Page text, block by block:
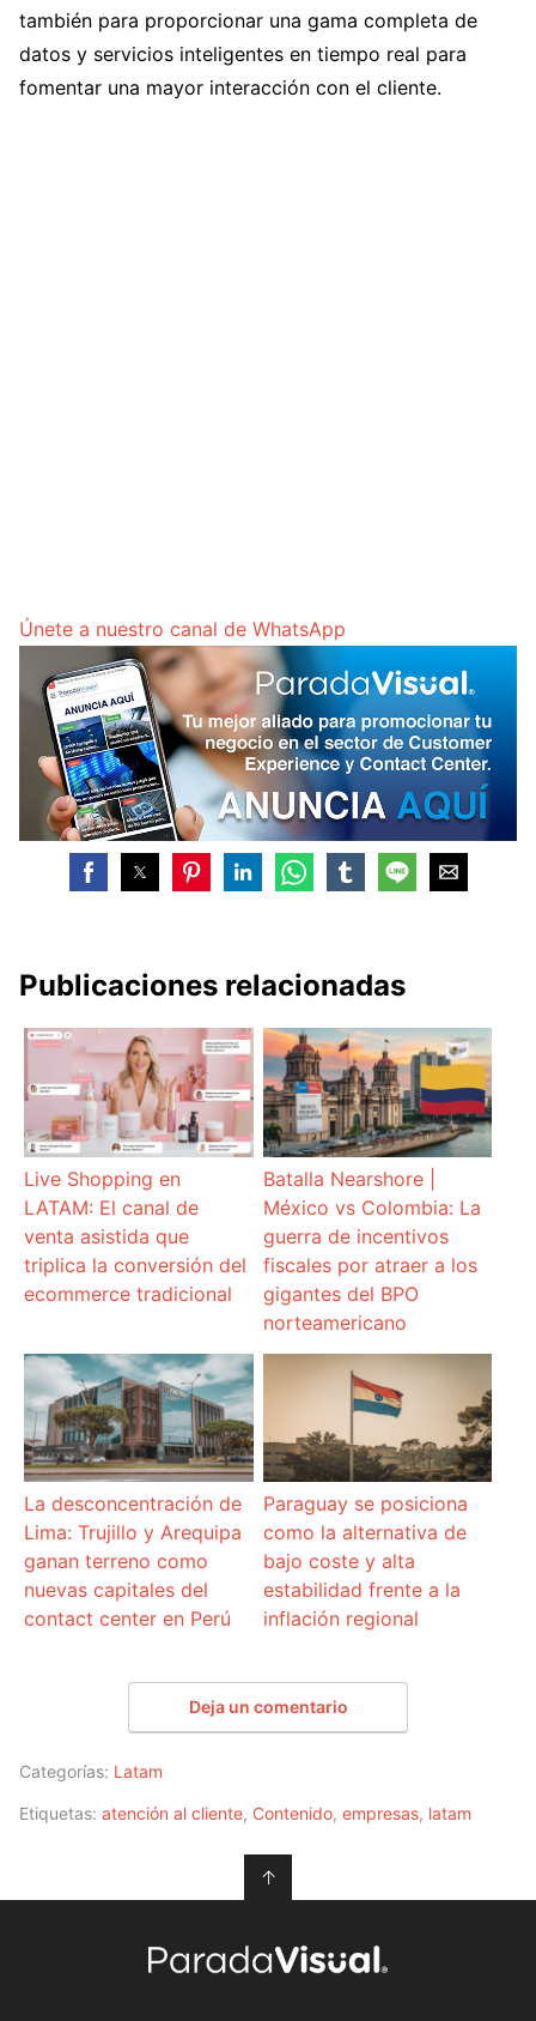
también para proporcionar una gama completa de
datos y servicios inteligentes en tiempo real para
fomentar una mayor interacción con el cliente.
Únete a nuestro canal de WhatsApp
Publicaciones relacionadas
Live Shopping en
LATAM: El canal de
venta asistida que
triplica la conversión del
ecommerce tradicional
Batalla Nearshore |
México vs Colombia: La
guerra de incentivos
fiscales por atraer a los
gigantes del BPO
norteamericano
La desconcentración de
Lima: Trujillo y Arequipa
ganan terreno como
nuevas capitales del
contact center en Perú
Paraguay se posiciona
como la alternativa de
bajo coste y alta
estabilidad frente a la
inflación regional
Deja un comentario
Categorías: Latam
Etiquetas: atención al cliente, Contenido, empresas, latam
↑